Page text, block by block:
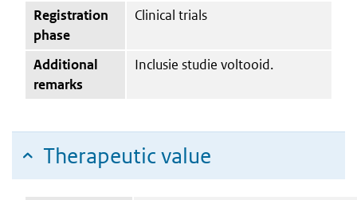
Registration
phase
Clinical trials
Additional
remarks
Inclusie studie voltooid.
Therapeutic value